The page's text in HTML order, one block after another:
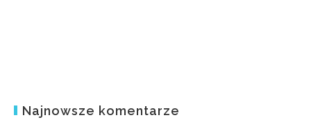
Najnowsze komentarze